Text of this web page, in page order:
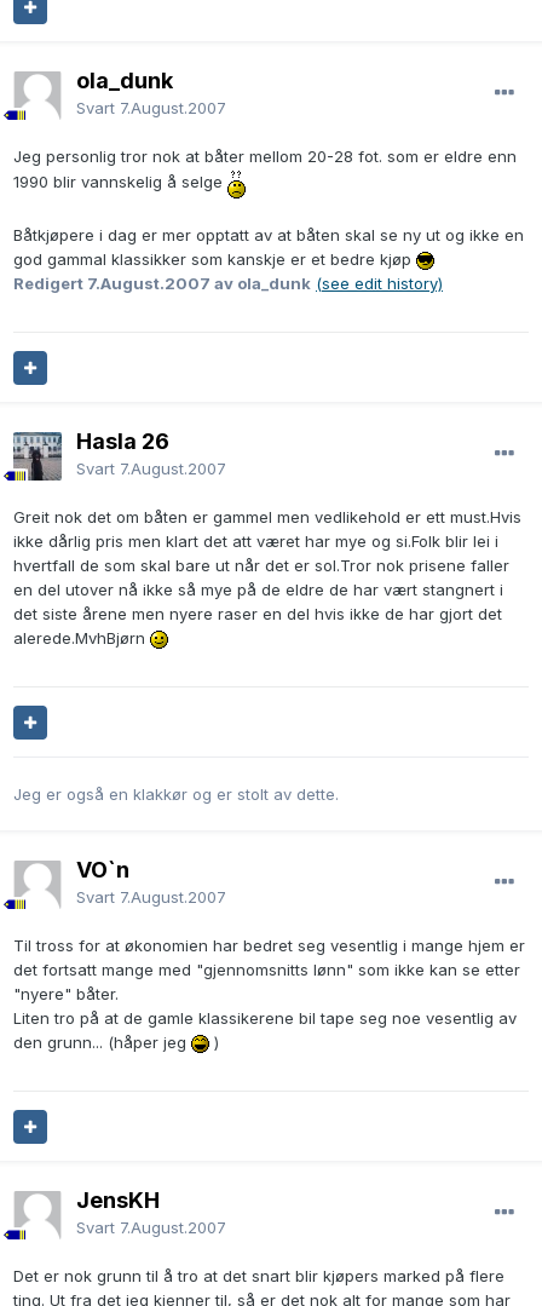
ola_dunk
Svart 7.August.2007
Jeg personlig tror nok at båter mellom 20-28 fot. som er eldre enn
1990 blir vannskelig å selge
Båtkjøpere i dag er mer opptatt av at båten skal se ny ut og ikke en
god gammal klassikker som kanskje er et bedre kjøp
Redigert 7.August.2007 av ola_dunk (see edit history)
Hasla 26
Svart 7.August.2007
Greit nok det om båten er gammel men vedlikehold er ett must.Hvis
ikke dårlig pris men klart det att været har mye og si.Folk blir lei i
hvertfall de som skal bare ut når det er sol.Tror nok prisene faller
en del utover nå ikke så mye på de eldre de har vært stangnert i
det siste årene men nyere raser en del hvis ikke de har gjort det
alerede.MvhBjørn
Jeg er også en klakkør og er stolt av dette.
VO`n
Svart 7.August.2007
Til tross for at økonomien har bedret seg vesentlig i mange hjem er
det fortsatt mange med "gjennomsnitts lønn" som ikke kan se etter
"nyere" båter.
Liten tro på at de gamle klassikerene bil tape seg noe vesentlig av
den grunn... (håper jeg
)
JensKH
Svart 7.August.2007
Det er nok grunn til å tro at det snart blir kjøpers marked på flere
ting. Ut fra det jeg kjenner til, så er det nok alt for mange som har